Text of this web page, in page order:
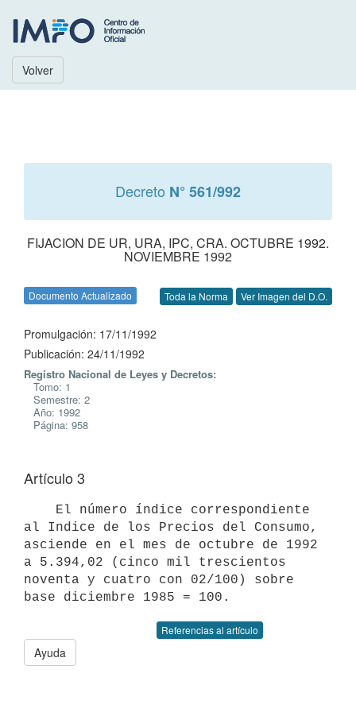
Volver
Decreto N° 561/992
FIJACION DE UR, URA, IPC, CRA. OCTUBRE 1992.
NOVIEMBRE 1992
Documento Actualizado Toda la Norma Ver Imagen del D.O.
Promulgación: 17/11/1992
Publicación: 24/11/1992
Registro Nacional de Leyes y Decretos:
Tomo: 1
Semestre: 2
Año: 1992
Página: 958
Artículo 3
al Indice de los Precios del Consumo,
asciende en el mes de octubre de 1992
a 5.394,02 (cinco mil trescientos
noventa y cuatro con 02/100) sobre
Referencias al artículo
Ayuda